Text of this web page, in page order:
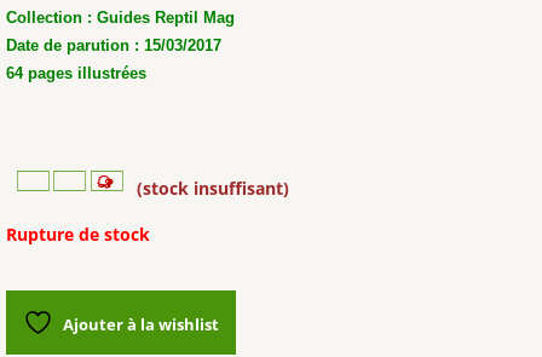
Collection : Guides Reptil Mag
Date de parution : 15/03/2017
64 pages illustrées
(stock insuffisant)
Rupture de stock
Ajouter à la wishlist